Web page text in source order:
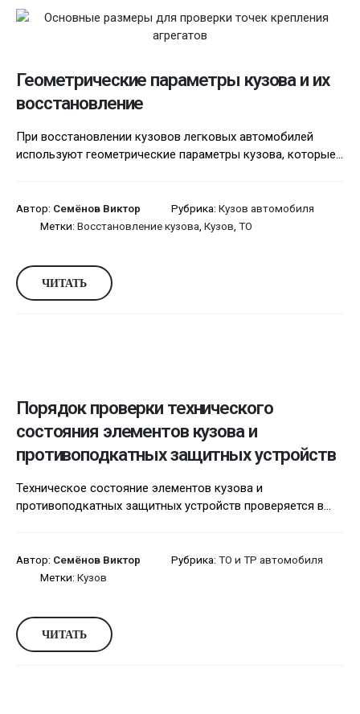
Геометрические параметры кузова и их
восстановление
При восстановлении кузовов легковых автомобилей
используют геометрические параметры кузова, которые...
Автор: Семёнов Виктор Рубрика: Кузов автомобиля
Метки: Восстановление кузова Кузов ТО
ЧИТАТЬ
Порядок проверки технического
состояния элементов кузова и
противоподкатных защитных устройств
Техническое состояние элементов кузова и
противоподкатных защитных устройств проверяется в...
Автор: Семёнов Виктор Рубрика: ТО и ТР автомобиля
Метки: Кузов
ЧИТАТЬ